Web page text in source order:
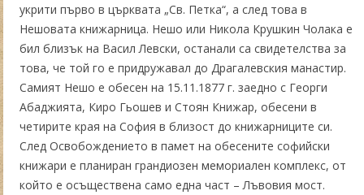
укрити първо в църквата „Св. Петка“, а след това в
Нешовата книжарница. Нешо или Никола Крушкин Чолака е
бил близък на Васил Левски, останали са свидетелства за
това, че той го е придружавал до Драгалевския манастир.
Самият Нешо е обесен на 15.11.1877 г. заедно с Георги
Абаджията, Киро Гьошев и Стоян Книжар, обесени в
четирите края на София в близост до книжарниците си.
След Освобождението в памет на обесените софийски
книжари е планиран грандиозен мемориален комплекс, от
който е осъществена само една част – Лъвовия мост.